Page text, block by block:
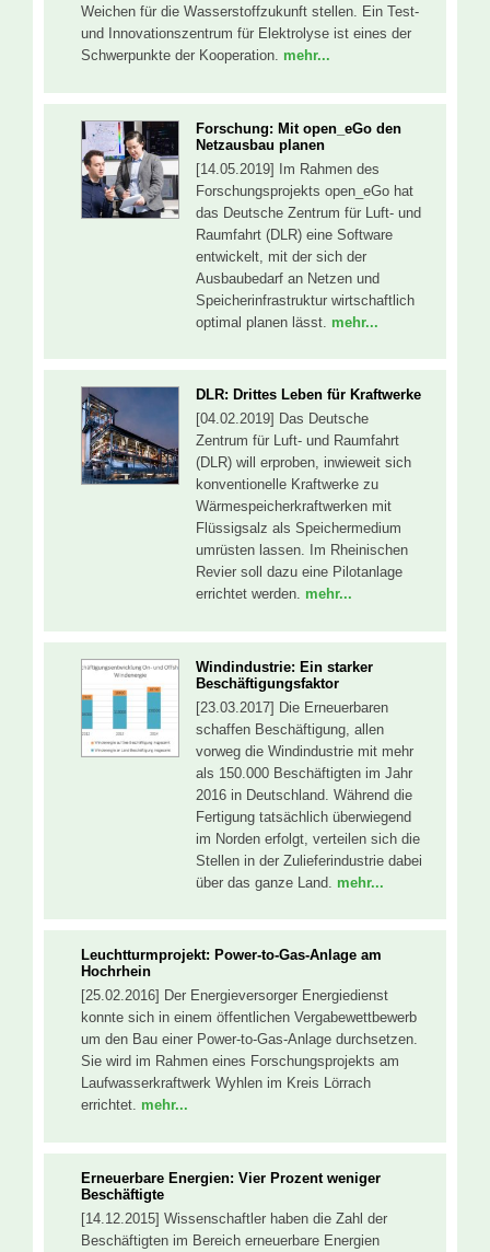
Weichen für die Wasserstoffzukunft stellen. Ein Test-
und Innovationszentrum für Elektrolyse ist eines der
Schwerpunkte der Kooperation. mehr...
Forschung: Mit open_eGo den
Netzausbau planen
[14.05.2019] Im Rahmen des
Forschungsprojekts open_eGo hat
das Deutsche Zentrum für Luft- und
Raumfahrt (DLR) eine Software
entwickelt, mit der sich der
Ausbaubedarf an Netzen und
Speicherinfrastruktur wirtschaftlich
optimal planen lässt. mehr...
DLR: Drittes Leben für Kraftwerke
[04.02.2019] Das Deutsche
Zentrum für Luft- und Raumfahrt
(DLR) will erproben, inwieweit sich
konventionelle Kraftwerke zu
Wärmespeicherkraftwerken mit
Flüssigsalz als Speichermedium
umrüsten lassen. Im Rheinischen
Revier soll dazu eine Pilotanlage
errichtet werden. mehr...
Windindustrie: Ein starker
Beschäftigungsfaktor
[23.03.2017] Die Erneuerbaren
schaffen Beschäftigung, allen
vorweg die Windindustrie mit mehr
als 150.000 Beschäftigten im Jahr
2016 in Deutschland. Während die
Fertigung tatsächlich überwiegend
im Norden erfolgt, verteilen sich die
Stellen in der Zulieferindustrie dabei
über das ganze Land. mehr...
Leuchtturmprojekt: Power-to-Gas-Anlage am
Hochrhein
[25.02.2016] Der Energieversorger Energiedienst
konnte sich in einem öffentlichen Vergabewettbewerb
um den Bau einer Power-to-Gas-Anlage durchsetzen.
Sie wird im Rahmen eines Forschungsprojekts am
Laufwasserkraftwerk Wyhlen im Kreis Lörrach
errichtet. mehr...
Erneuerbare Energien: Vier Prozent weniger
Beschäftigte
[14.12.2015] Wissenschaftler haben die Zahl der
Beschäftigten im Bereich erneuerbare Energien